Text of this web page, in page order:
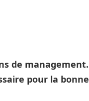
de management.
pour la bonne